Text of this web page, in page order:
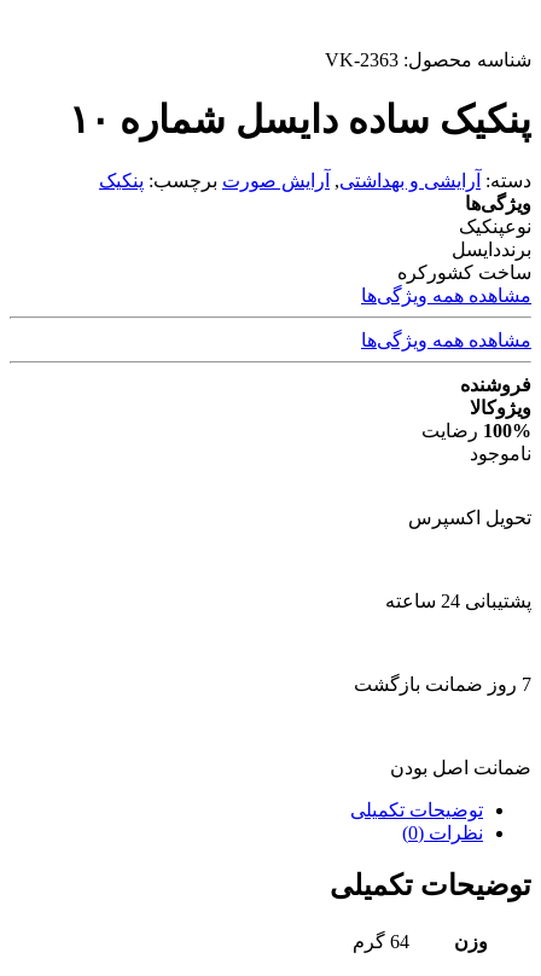
شناسه محصول: VK-2363
پنکیک ساده دایسل شماره ۱۰
دسته: آرایشی و بهداشتی, آرایش صورت برچسب: پنکیک
ویژگی‌ها
نوعپنکیک
برنددایسل
ساخت کشور کره
مشاهده همه ویژگی‌ها
مشاهده همه ویژگی‌ها
فروشنده
ویژوکالا
100% رضایت
ناموجود
تحویل اکسپرس
پشتیبانی 24 ساعته
7 روز ضمانت بازگشت
ضمانت اصل بودن
توضیحات تکمیلی
نظرات (0)
توضیحات تکمیلی
وزن 64 گرم